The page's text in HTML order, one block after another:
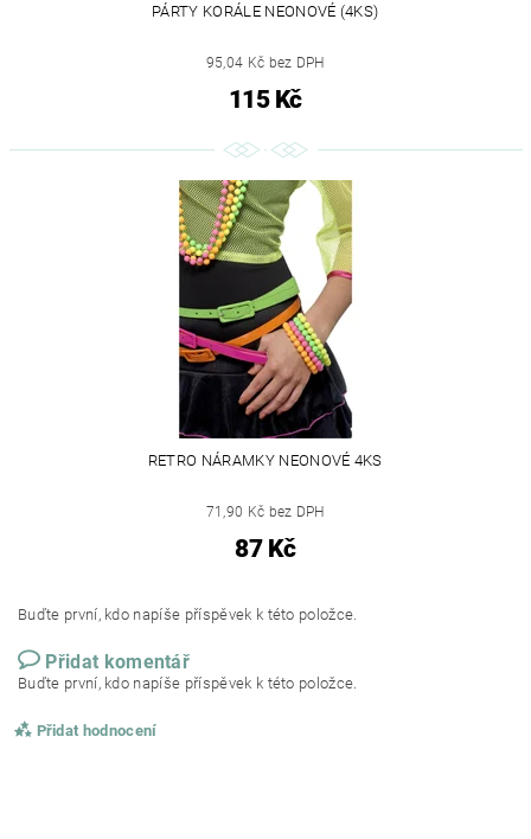
PÁRTY KORÁLE NEONOVÉ (4KS)
95,04 Kč bez DPH
115 Kč
RETRO NÁRAMKY NEONOVÉ 4KS
71,90 Kč bez DPH
87 Kč
Buďte první, kdo napíše příspěvek k této položce.
Přidat komentář
Buďte první, kdo napíše příspěvek k této položce.
Přidat hodnocení